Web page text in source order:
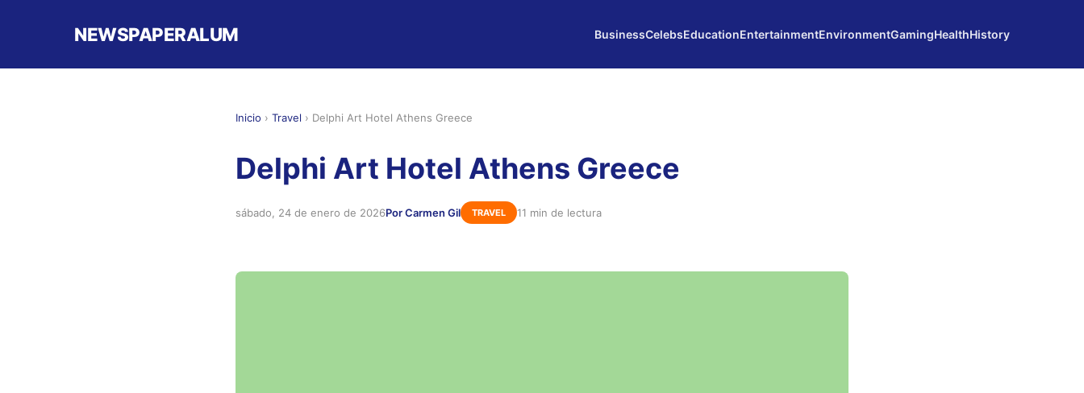
NEWSPAPERALUM BusinessCelebsEducationEntertainmentEnvironmentGamingHealthHistory
Inicio › Travel › Delphi Art Hotel Athens Greece
Delphi Art Hotel Athens Greece
sábado, 24 de enero de 2026Por Carmen Gil TRAVEL 11 min de lectura